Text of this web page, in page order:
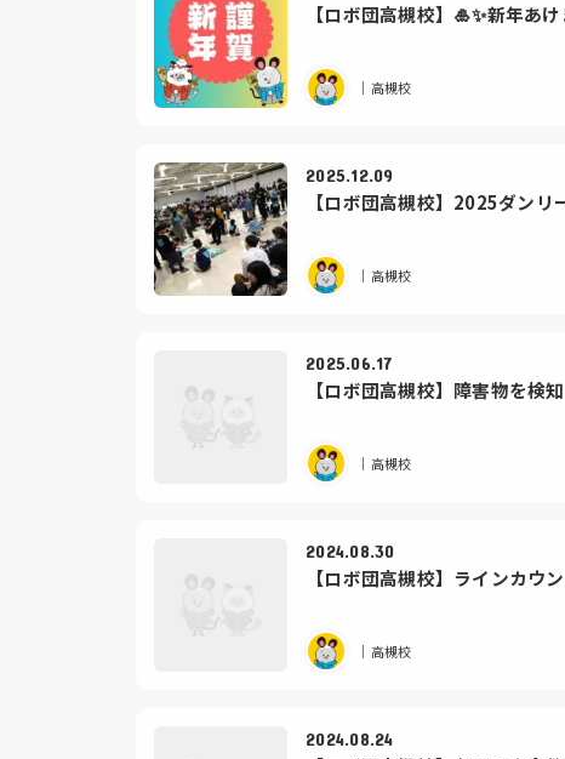
【ロボ団高槻校】🎍✨新年あ
｜高槻校
2025.12.09
【ロボ団高槻校】2025ダンリ
｜高槻校
2025.06.17
【ロボ団高槻校】障害物を検
｜高槻校
2024.08.30
【ロボ団高槻校】ラインカウ
｜高槻校
2024.08.24